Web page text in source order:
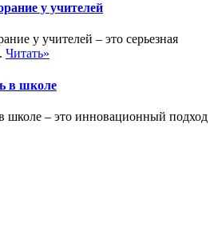
у учителей
у учителей – это серьезная
Читать»
в школе
школе – это инновационный подход